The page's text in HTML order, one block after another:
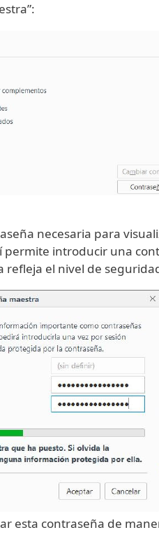
necesaria para
permite introducir una
el nivel de
esta contraseña de